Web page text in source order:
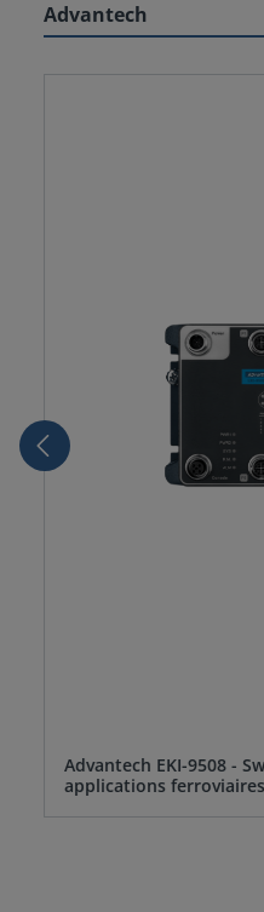
Advantech
Advantech EKI-9508 -
applications ferroviaires